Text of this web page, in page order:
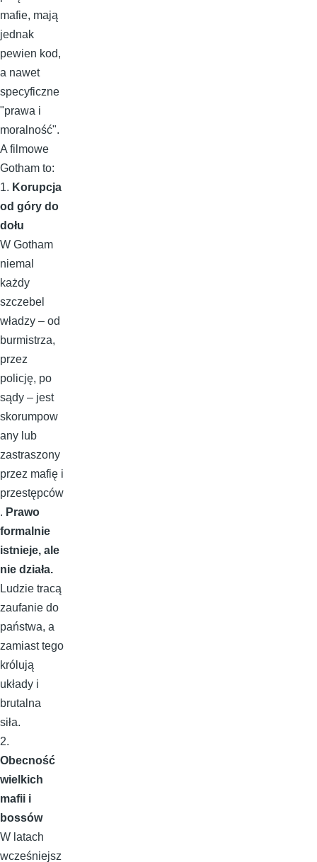
mafie, mają
jednak
pewien kod,
a nawet
specyficzne
"prawa i
moralność".
A filmowe
Gotham to:
1. Korupcja
od góry do
dołu
W Gotham
niemal
każdy
szczebel
władzy – od
burmistrza,
przez
policję, po
sądy – jest
skorumpow
any lub
zastraszony
przez mafię i
przestępców
. Prawo
formalnie
istnieje, ale
nie działa.
Ludzie tracą
zaufanie do
państwa, a
zamiast tego
królują
układy i
brutalna
siła.
2.
Obecność
wielkich
mafii i
bossów
W latach
wcześniejsz